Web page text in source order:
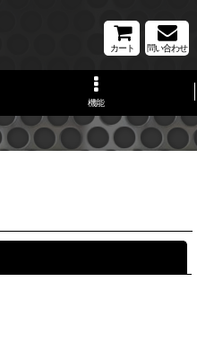
カート 問い合わせ
機能